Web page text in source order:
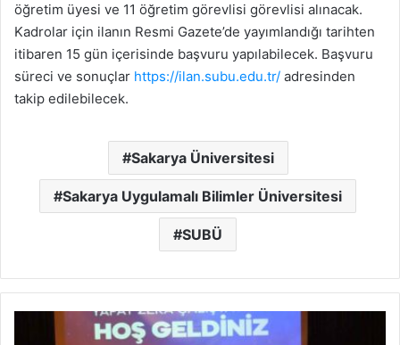
öğretim üyesi ve 11 öğretim görevlisi görevlisi alınacak.
Kadrolar için ilanın Resmi Gazete’de yayımlandığı tarihten
itibaren 15 gün içerisinde başvuru yapılabilecek. Başvuru
süreci ve sonuçlar https://ilan.subu.edu.tr/ adresinden
takip edilebilecek.
Sakarya Üniversitesi
Sakarya Uygulamalı Bilimler Üniversitesi
SUBÜ